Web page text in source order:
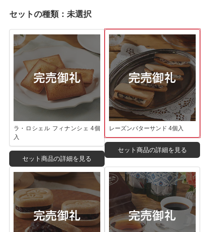
セットの種類： 未選択
ラ・ロシェル フィナンシェ 4個
入
セット商品の詳細を見る
レーズンバターサンド 4個入
セット商品の詳細を見る